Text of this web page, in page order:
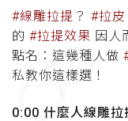
#線雕拉提 ？ #拉皮
的 #拉提效果 因人
點名：這幾種人做
私教你這樣選！
0:00 什麼人線雕拉